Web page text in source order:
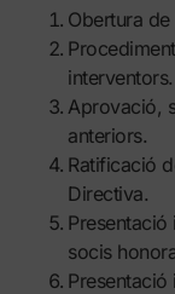
Obertura de
interventors.
Aprovació,
anteriors.
Ratificació
Directiva.
Presentació
socis
Presentació